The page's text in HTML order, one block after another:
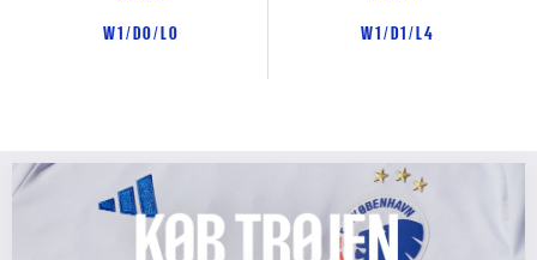
W 1 / D 0 / L 0 W 1 / D 1 / L 4